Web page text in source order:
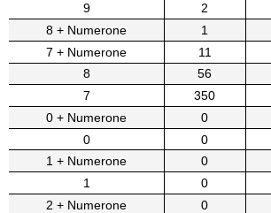
9
2
8 + Numerone
1
7 + Numerone
11
8
56
7
350
0 + Numerone
0
0
0
1 + Numerone
0
1
0
2 + Numerone
0